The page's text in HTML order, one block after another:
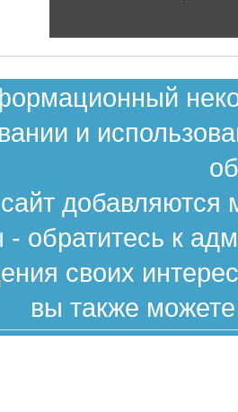
и
обратитесь к
своих
вы также